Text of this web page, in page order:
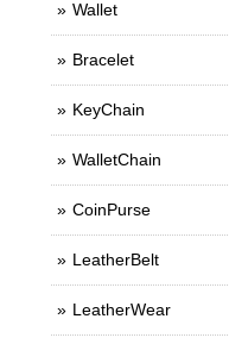
Wallet
Bracelet
KeyChain
WalletChain
CoinPurse
LeatherBelt
LeatherWear